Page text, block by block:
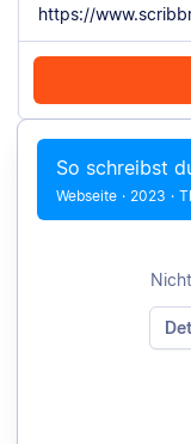
Webseite · 2023 ·